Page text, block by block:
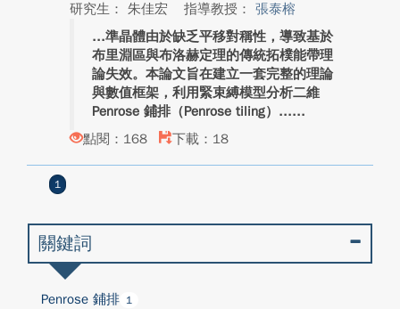
研究生： 朱佳宏
指導教授： 張泰榕
準晶體由於缺乏平移對稱性，導致基於
布里淵區與布洛赫定理的傳統拓樸能帶理
論失效。本論文旨在建立一套完整的理論
與數值框架，利用緊束縛模型分析二維
Penrose 鋪排（Penrose tiling）...
點閱：168
下載：18
1
關鍵詞
Penrose 鋪排 1